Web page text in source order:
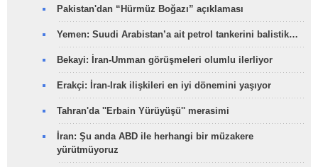
Pakistan'dan “Hürmüz Boğazı” açıklaması
Yemen: Suudi Arabistan’a ait petrol tankerini balistik…
Bekayi: İran-Umman görüşmeleri olumlu ilerliyor
Erakçi: İran-Irak ilişkileri en iyi dönemini yaşıyor
Tahran'da ''Erbain Yürüyüşü'' merasimi
İran: Şu anda ABD ile herhangi bir müzakere
yürütmüyoruz